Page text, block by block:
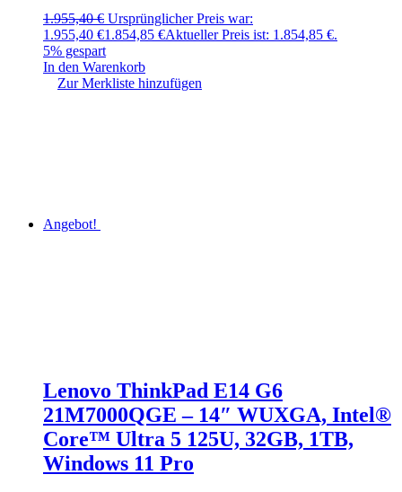
1.955,40€ Ursprünglicher Preis war:
1.955,40 €1.854,85 €Aktueller Preis ist: 1.854,85 €.
5% gespart
In den Warenkorb
Zur Merkliste hinzufügen
Angebot!
Lenovo ThinkPad E14 G6
21M7000QGE – 14″ WUXGA, Intel®
Core™ Ultra 5 125U, 32GB, 1TB,
Windows 11 Pro